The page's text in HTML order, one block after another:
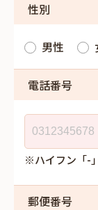
性別
男性
電話番号
※ハイフン「-
郵便番号